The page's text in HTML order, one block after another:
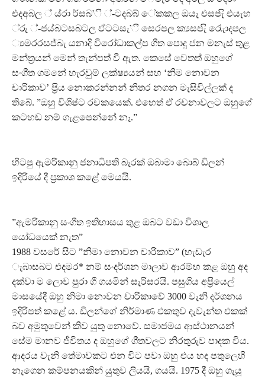
එදඅබල ් ය්රා ර්සබ’ි ්-ටදබබ් ේකකල ඔයැ එසපැි එයැහ
්රු ්-ජය්බටසබටල ඵ්ටටසැ’ි සෙරපල ක්‍යසපැි රෙැැාදපල
්‍යමරරසජ්බැ යනාදි විරෝධාකල්ප ගීත පොදු ජන මනැස් තුළ
මන්ත‍්‍රයන් මෙන් තැන්පත් වී ඇත. කෙසේ වෙතත් ඔහුගේ
සංගීත ගමනේ හැරවුම් ලක්ෂ්‍යයන් සහ ‘නිම නොවන
චාරිකාව’ ප‍්‍රිය නොකරන්නන් නිතර නගන මැසිවිල්ලක් ද
තිබේ. ”ඔහු විශිෂ්ට රචකයෙක්. එහෙත් ඒ රචනාවලට ඔහුගේ
කටහඬ නම් ගැළපෙන්නේ නෑ.”
හිටපු ඇමරිකානු ජනාධිපති බැරක් ඔබාමා බොබ් ඩිලන්
ඉදිරියේ දී ප‍්‍රකාශ කළේ මෙයයි.
”ඇමරිකානු සංගීත ඉතිහාසය තුළ ඔබට වඩා විශාල
යෝධයෙක් නැත”
1988 වසරේ සිට ”නිමා නොවන චාරිකාව” (භැඩැර
ැබාසබට එදමර* නම් සංදර්ශන මාලාව ආරම්භ කළ ඔහු අද
දක්වා ම ලොව පුරා ගී ගයමින් සැරිසරයි. පසුගිය අප‍්‍රියෙල්
මාසයේදී ඔහු නිමා නොවන චාරිකාවේ 3000 වැනි දර්ශනය
ඉදිරිපත් කළේ ය. ඩිලන්ගේ නිර්මාණ එකතුව දැවැන්ත එකක්
බව අමුතුවෙන් කිව යුතු නොවේ. සමාජමය ආස්ථානයන්
සේම මානව ජීවිතය ද ඔහුගේ ගීතවලට නිරතුරුව පාදක විය.
ආදරය වැනි තේමාවකට එන විට පවා ඔහු එය හද පතුලෙහි
නැගෙන කම්පනයකින් යුතුව ලියයි, ගයයි. 1975 දී ඔහු ගැයූ